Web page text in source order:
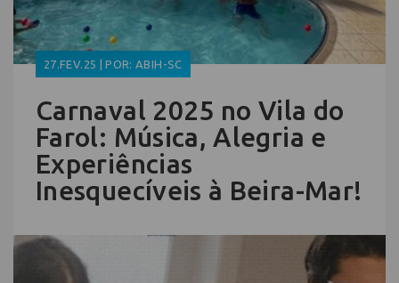
27.FEV.25 | POR: ABIH-SC
Carnaval 2025 no Vila do
Farol: Música, Alegria e
Experiências
Inesquecíveis à Beira-Mar!